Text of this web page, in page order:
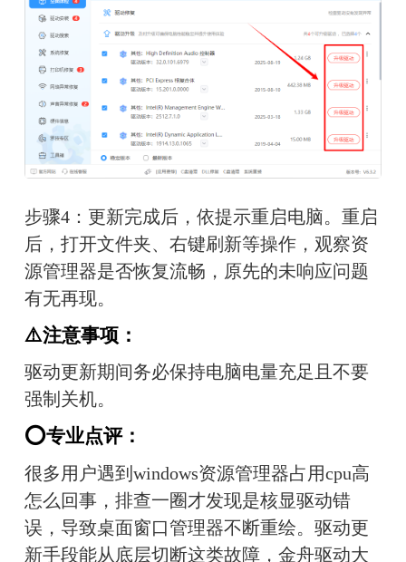
步骤4：更新完成后，依提示重启电脑。重启
后，打开文件夹、右键刷新等操作，观察资
源管理器是否恢复流畅，原先的未响应问题
有无再现。
⚠️注意事项：
驱动更新期间务必保持电脑电量充足且不要
强制关机。
⭕专业点评：
很多用户遇到windows资源管理器占用cpu高
怎么回事，排查一圈才发现是核显驱动错
误，导致桌面窗口管理器不断重绘。驱动更
新手段能从底层切断这类故障，金舟驱动大